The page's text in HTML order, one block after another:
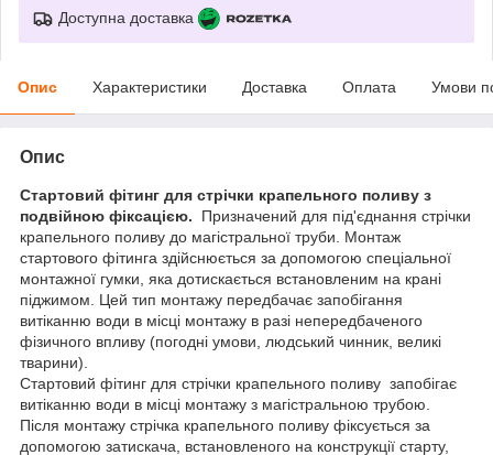
Доступна доставка
Опис Характеристики Доставка Оплата Умови
Опис
Стартовий фітинг для стрічки крапельного поливу з
подвійною фіксацією. Призначений для під'єднання стрічки
крапельного поливу до магістральної труби. Монтаж
стартового фітинга здійснюється за допомогою спеціальної
монтажної гумки, яка дотискається встановленим на крані
піджимом. Цей тип монтажу передбачає запобігання
витіканню води в місці монтажу в разі непередбаченого
фізичного впливу (погодні умови, людський чинник, великі
тварини).
Стартовий фітинг для стрічки крапельного поливу запобігає
витіканню води в місці монтажу з магістральною трубою.
Після монтажу стрічка крапельного поливу фіксується за
допомогою затискача, встановленого на конструкції старту,